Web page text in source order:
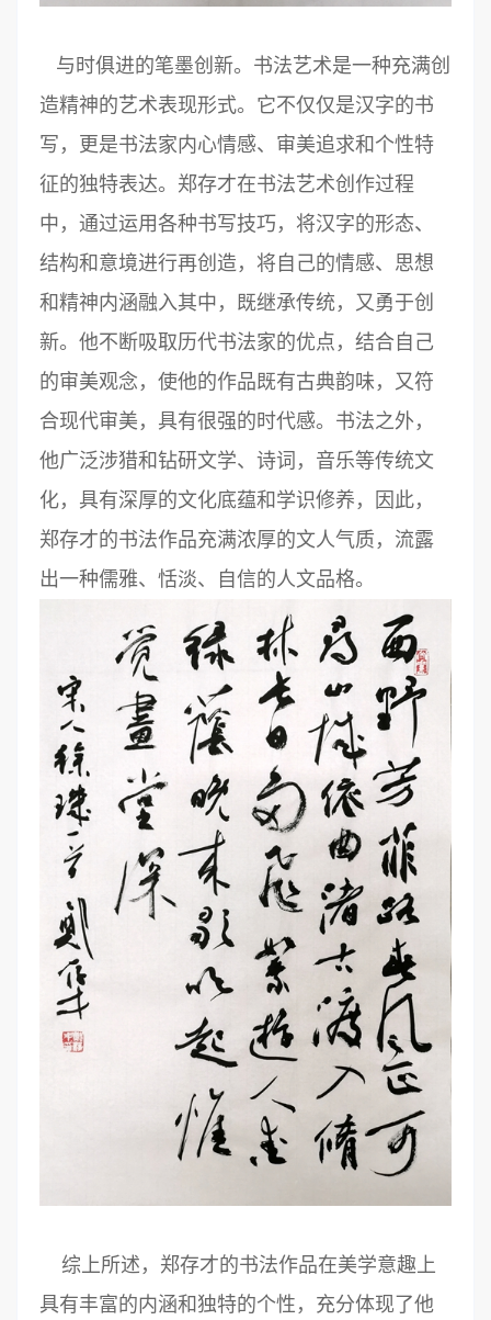
与时俱进的笔墨创新。书法艺术是一种充满创
造精神的艺术表现形式。它不仅仅是汉字的书
写，更是书法家内心情感、审美追求和个性特
征的独特表达。郑存才在书法艺术创作过程
中，通过运用各种书写技巧，将汉字的形态、
结构和意境进行再创造，将自己的情感、思想
和精神内涵融入其中，既继承传统，又勇于创
新。他不断吸取历代书法家的优点，结合自己
的审美观念，使他的作品既有古典韵味，又符
合现代审美，具有很强的时代感。书法之外，
他广泛涉猎和钻研文学、诗词，音乐等传统文
化，具有深厚的文化底蕴和学识修养，因此，
郑存才的书法作品充满浓厚的文人气质，流露
出一种儒雅、恬淡、自信的人文品格。
综上所述，郑存才的书法作品在美学意趣上
具有丰富的内涵和独特的个性，充分体现了他